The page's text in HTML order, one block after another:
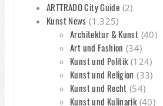
ARTTRADO City Guide (2)
Kunst News (1.325)
Architektur & Kunst (40)
Art und Fashion (34)
Kunst und Politik(124)
Kunst und Religion (33)
Kunst und Recht (54)
Kunst und Kulinarik(40)